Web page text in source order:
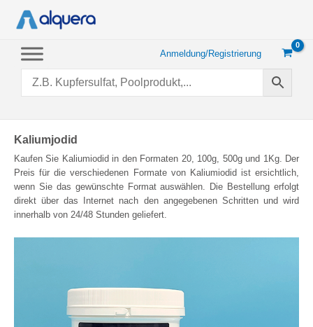
Inhalt
Anmeldung/Registrierung
Kaliumjodid
Kaufen Sie Kaliumiodid in den Formaten 20, 100g, 500g und 1Kg. Der
Preis für die verschiedenen Formate von Kaliumiodid ist ersichtlich,
wenn Sie das gewünschte Format auswählen. Die Bestellung erfolgt
direkt über das Internet nach den angegebenen Schritten und wird
innerhalb von 24/48 Stunden geliefert.